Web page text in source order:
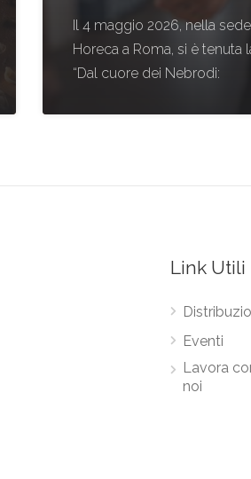
Il 4 maggio 2026, nella
Horeca a Roma, si è tenuta
“Dal cuore dei Nebrodi:
Link Utili
Eventi
Lavora
noi